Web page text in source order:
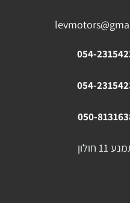
054-
054-
050-
11 חולון